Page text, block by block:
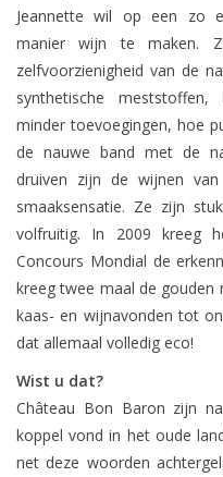
Jeannette wil op een zo
manier wijn te maken.
zelfvoorzienigheid van de
synthetische
minder toevoegingen, hoe
de nauwe band met de
druiven zijn de wijnen
smaaksensatie. Ze zijn
volfruitig. In 2009 kreeg
Concours Mondial de
kreeg twee maal de gouden
kaas- en wijnavonden tot
dat allemaal volledig eco!
Wist u dat?
Château Bon Baron zijn
koppel vond in het oude
net deze woorden